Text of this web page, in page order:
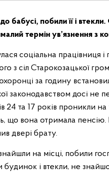
побили її і втекли.
термін ув’язнення з
соціальна працівниця
з сіл Старокозацької
за годину
законодавством досі не
24 та 17 років проникли
що вона отримала пенсію.
двері брату.
на місці, побили
будинок і втекли, не